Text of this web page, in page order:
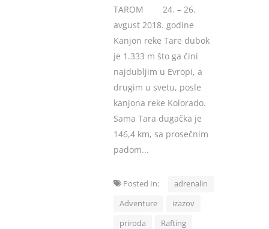
TAROM 24. – 26.
avgust 2018. godine
Kanjon reke Tare dubok
je 1.333 m što ga čini
najdubljim u Evropi, a
drugim u svetu, posle
kanjona reke Kolorado.
Sama Tara dugačka je
146,4 km, sa prosečnim
padom...
Posted In:
adrenalin
Adventure
izazov
priroda
Rafting